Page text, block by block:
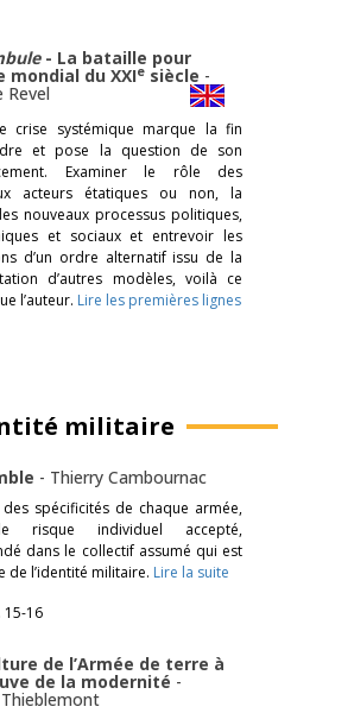
- La bataille pour
mondial du XXIe siècle -
Revel
crise systémique marque la fin
et pose la question de son
Examiner le rôle des
acteurs étatiques ou non, la
nouveaux processus politiques,
et sociaux et entrevoir les
d’un ordre alternatif issu de la
d’autres modèles, voilà ce
l’auteur. Lire les premières lignes
militaire
- Thierry Cambournac
spécificités de chaque armée,
risque individuel accepté,
dans le collectif assumé qui est
de l’identité militaire. Lire la suite
15-16
de l’Armée de terre à
de la modernité -